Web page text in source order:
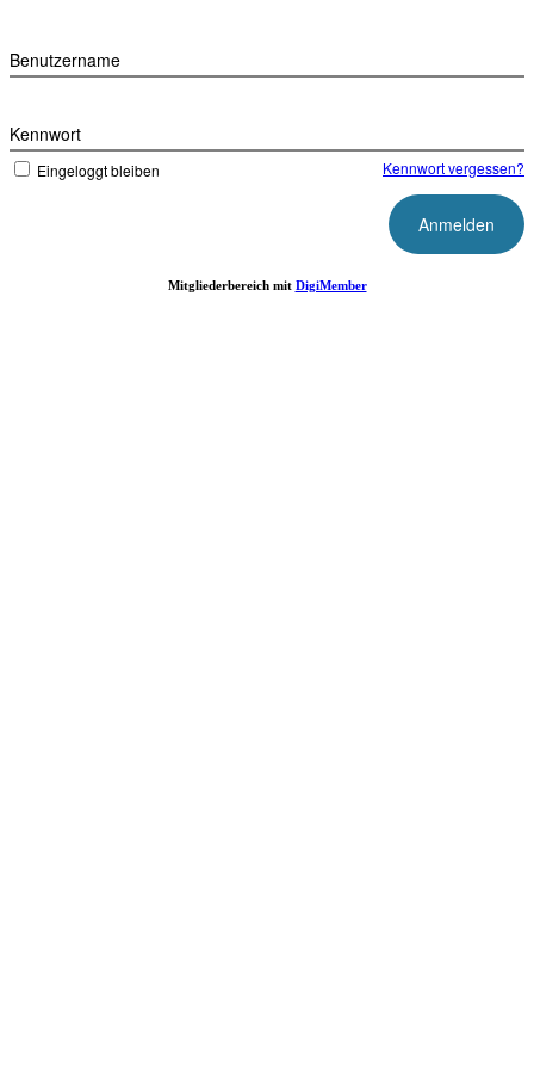
Benutzername
Kennwort
Eingeloggt bleiben Kennwort vergessen?
Mitgliederbereich mit DigiMember